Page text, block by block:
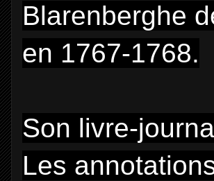
Blarenberghe
en 1767-1768.
Son livre-
Les